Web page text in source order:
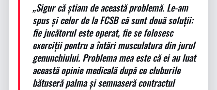
„Sigur că știam de această problemă. Le-am
spus și celor de la FCSB că sunt două soluții:
fie jucătorul este operat, fie se folosesc
exerciții pentru a întări musculatura din jurul
genunchiului. Problema mea este că ei au luat
această opinie medicală după ce cluburile
bătuseră palma și semnaseră contractul